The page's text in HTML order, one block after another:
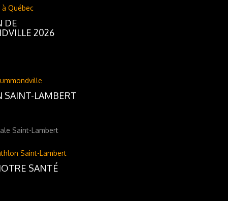
à Québec
DE
2026
SAINT-LAMBERT
Saint-Lambert
Saint-Lambert
SANTÉ